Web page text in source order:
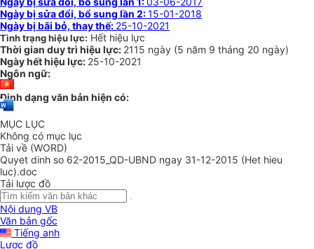
Ngày bị sửa đổi, bổ sung lần 2:15-01-2018
Ngày bị bãi bỏ, thay thế: 25-10-2021
Tình trạng hiệu lực: Hết hiệu lực
Thời gian duy trì hiệu lực: 2115 ngày (5 năm 9 tháng 20 ngày)
Ngày hết hiệu lực: 25-10-2021
Ngôn ngữ:
Định dạng văn bản hiện có:
MỤC LỤC
Không có mục lục
Tải về (WORD)
Quyet dinh so 62-2015_QD-UBND ngay 31-12-2015 (Het hieu
luc).doc
Tải lược đồ
Nội dung VB
Văn bản gốc
Tiếng anh
Lược đồ